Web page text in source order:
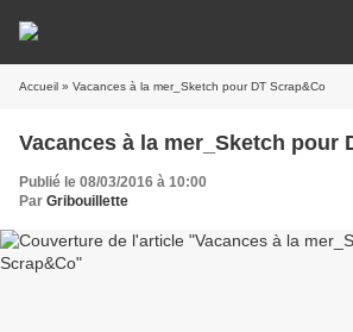
Accueil » Vacances à la mer_Sketch pour DT Scrap&Co
Vacances à la mer_Sketch pour
Publié le 08/03/2016 à 10:00
Par Gribouillette